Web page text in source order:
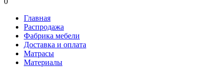
Главная
Распродажа
Фабрика мебели
Доставка и оплата
Матрасы
Материалы